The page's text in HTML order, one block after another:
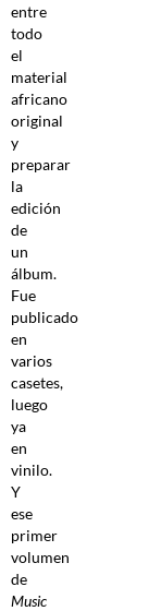
entre
todo
el
material
africano
original
y
preparar
la
edición
de
un
álbum.
Fue
publicado
en
varios
casetes,
luego
ya
en
vinilo.
Y
ese
primer
volumen
de
Music